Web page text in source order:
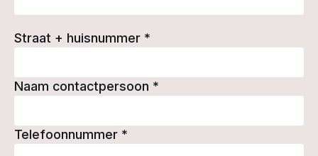
Straat + huisnummer *
Naam contactpersoon *
Telefoonnummer *